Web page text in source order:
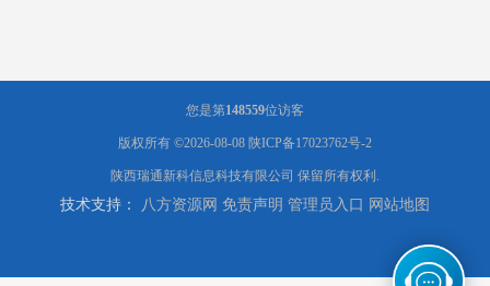
您是第148559位访客
版权所有 ©2026-08-08 陕ICP备17023762号-2
陕西瑞通新科信息科技有限公司 保留所有权利.
技术支持： 八方资源网 免责声明 管理员入口 网站地图